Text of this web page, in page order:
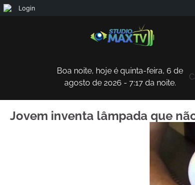
Boa noite, hoje é quinta-feira, 6 de
agosto de 2026 - 7:17 da noite.
Jovem inventa lâmpada que
Login